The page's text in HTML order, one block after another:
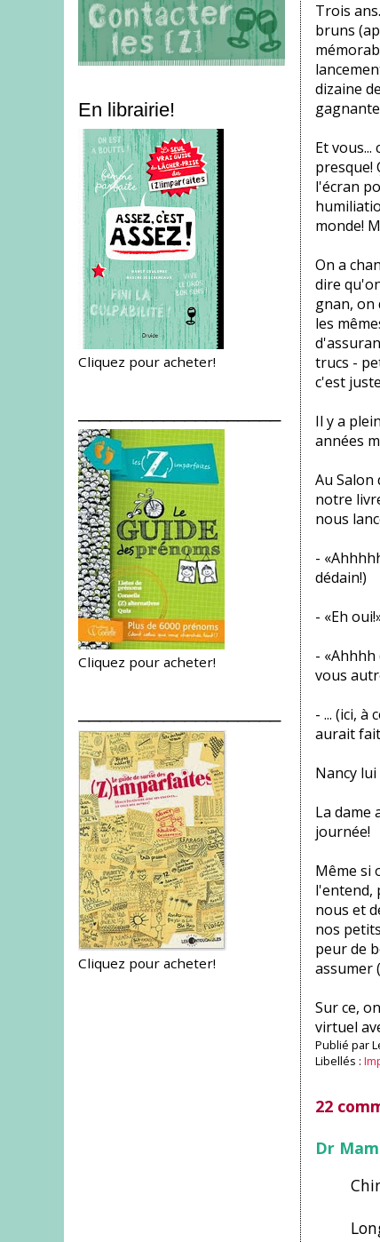
En librairie!
Cliquez pour acheter!
Cliquez pour acheter!
Cliquez pour acheter!
Trois
bruns
dizaine
Et
presque!
l'écran
monde!
On a
dire
gnan, on
les
trucs -
c'est
Il y a
années
Au
notre
nous
-
dédain!)
- «Eh
-
vous
- ... (ici,
aurait
Nancy
La dame
journée!
Même si
l'entend,
nous et
nos
peur de
assumer
Sur ce,
virtuel
Publié par
Libellés :
22
Dr